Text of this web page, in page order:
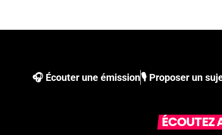
🎧 Écouter une émission🎙 Proposer un
ÉCOUTEZ